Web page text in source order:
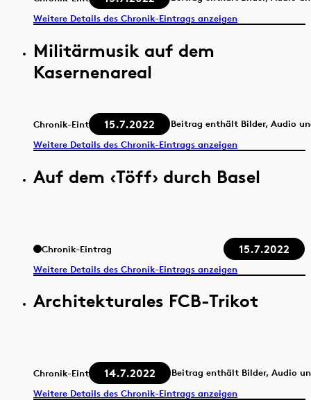
Weitere Details des Chronik-Eintrags anzeigen
Militärmusik auf dem
Kasernenareal
Chronik-Eintrag 15.7.2022
Beitrag enthält Bilder, Audio
Weitere Details des Chronik-Eintrags anzeigen
Auf dem ‹Töff› durch Basel
Chronik-Eintrag 15.7.2022
Weitere Details des Chronik-Eintrags anzeigen
Architekturales FCB-Trikot
Chronik-Eintrag 14.7.2022
Beitrag enthält Bilder, Audio
Weitere Details des Chronik-Eintrags anzeigen